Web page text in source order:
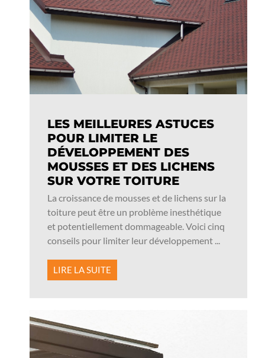
LES MEILLEURES ASTUCES
POUR LIMITER LE
DÉVELOPPEMENT DES
MOUSSES ET DES LICHENS
SUR VOTRE TOITURE
La croissance de mousses et de lichens sur la
toiture peut être un problème inesthétique
et potentiellement dommageable. Voici cinq
conseils pour limiter leur développement ...
LIRE LA SUITE